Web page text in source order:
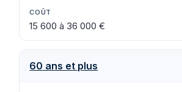
15 600 à 36 000 €
60 ans et plus